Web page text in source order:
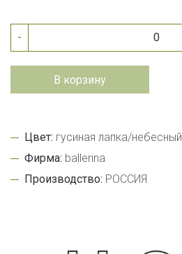
-
В корзину
Цвет: гусиная лапка/небесный
Фирма: ballerina
Производство: РОССИЯ